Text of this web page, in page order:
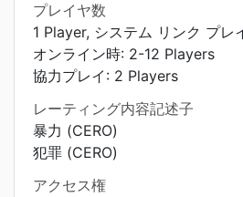
プレイヤ数
1 Player, システム リンク プレ
オンライン時: 2-12 Players
協力プレイ: 2 Players
レーティング内容記述子
暴力 (CERO)
犯罪 (CERO)
アクセス権